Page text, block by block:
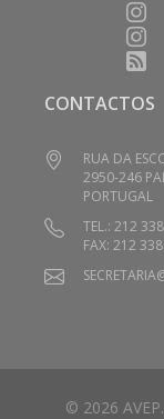
CONTACTOS
RUA DA
2950-246
PORTUGAL
TEL.: 212
FAX: 212
© 2026